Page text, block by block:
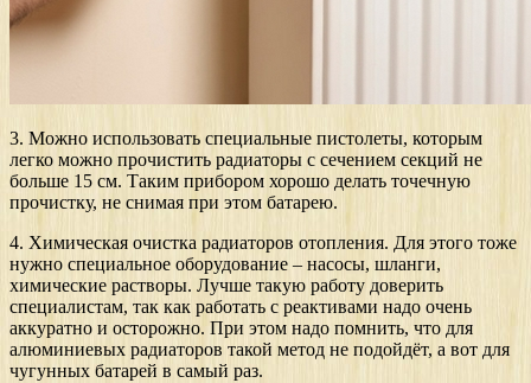
3. Можно использовать специальные пистолеты, которым
легко можно прочистить радиаторы с сечением секций не
больше 15 см. Таким прибором хорошо делать точечную
прочистку, не снимая при этом батарею.
4. Химическая очистка радиаторов отопления. Для этого тоже
нужно специальное оборудование – насосы, шланги,
химические растворы. Лучше такую работу доверить
специалистам, так как работать с реактивами надо очень
аккуратно и осторожно. При этом надо помнить, что для
алюминиевых радиаторов такой метод не подойдёт, а вот для
чугунных батарей в самый раз.